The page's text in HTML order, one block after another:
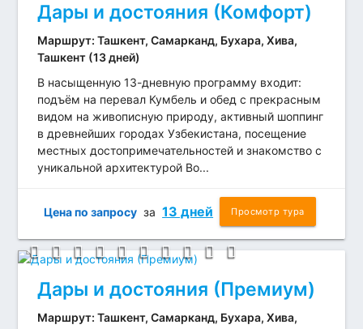
Дары и достояния (Комфорт)
Маршрут: Ташкент, Самарканд, Бухара, Хива,
Ташкент (13 дней)
В насыщенную 13-дневную программу входит:
подъём на перевал Кумбель и обед с прекрасным
видом на живописную природу, активный шоппинг
в древнейших городах Узбекистана, посещение
местных достопримечательностей и знакомство с
уникальной архитектурой Во...
Цена по запросу за 13 дней Просмотр тура
Дары и достояния (Премиум)
Маршрут: Ташкент, Самарканд, Бухара, Хива,